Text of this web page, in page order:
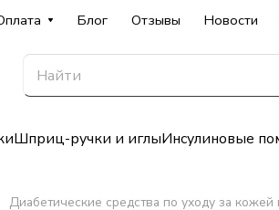
Блог Отзывы Новости
Шприц-ручки и иглыИнсулиновые
Диабетические средства по уходу за кожей